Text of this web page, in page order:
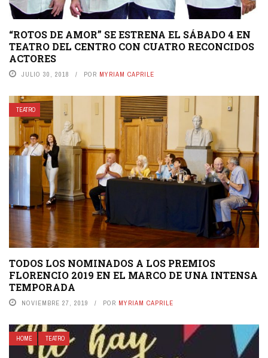
“ROTOS DE AMOR” SE ESTRENA EL SÁBADO 4 EN
TEATRO DEL CENTRO CON CUATRO RECONCIDOS
ACTORES
JULIO 30, 2018 POR MYRIAM CAPRILE
TEATRO
TODOS LOS NOMINADOS A LOS PREMIOS
FLORENCIO 2019 EN EL MARCO DE UNA INTENSA
TEMPORADA
NOVIEMBRE 27, 2019 POR MYRIAM CAPRILE
HOME TEATRO